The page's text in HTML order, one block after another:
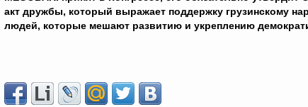
акт дружбы, который выражает поддержку грузинскому
людей, которые мешают развитию и укреплению